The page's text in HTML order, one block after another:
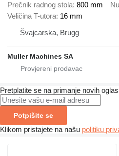
Prečnik radnog stola 800 mm
Veličina T-utora 16 mm
Švајcarska, Brugg
Muller Machines SA
Pretplatite se na primanje novih
Potpišite se
Klikom pristajete na našu politiku